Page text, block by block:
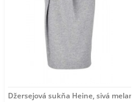
Džersejová sukňa Heine, sivá melanž